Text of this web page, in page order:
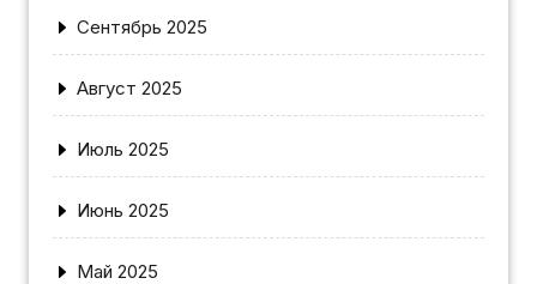
Сентябрь 2025
Август 2025
Июль 2025
Июнь 2025
Май 2025